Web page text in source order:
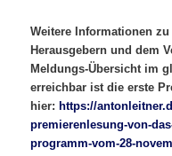
Weitere Informationen zu
Herausgebern und dem
Meldungs-Übersicht im
erreichbar ist die erste
hier:https://
premierenlesung-von-
programm-vom-28-